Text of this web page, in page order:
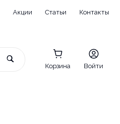
Акции Статьи Контакты
Корзина Войти